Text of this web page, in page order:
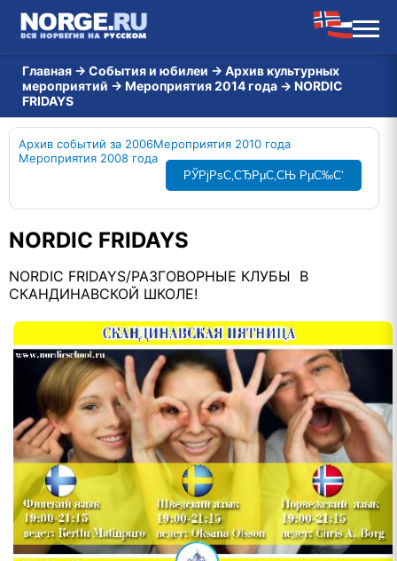
Главная → События и юбилеи → Архив культурных
мероприятий → Мероприятия 2014 года → NORDIC
FRIDAYS
Архив событий за 2006Мероприятия 2010 года
Мероприятия 2008 года
РЎРјРѕС‚СЂРµС‚СЊ РµС‰С‘
NORDIC FRIDAYS
NORDIC FRIDAYS/РАЗГОВОРНЫЕ КЛУБЫ В
СКАНДИНАВСКОЙ ШКОЛЕ!